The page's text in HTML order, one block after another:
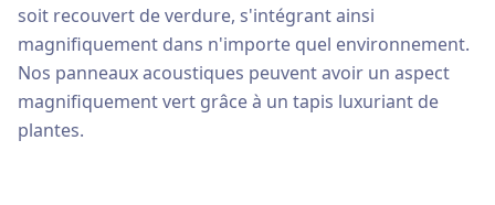
soit recouvert de verdure, s'intégrant ainsi
magnifiquement dans n'importe quel environnement.
Nos panneaux acoustiques peuvent avoir un aspect
magnifiquement vert grâce à un tapis luxuriant de
plantes.